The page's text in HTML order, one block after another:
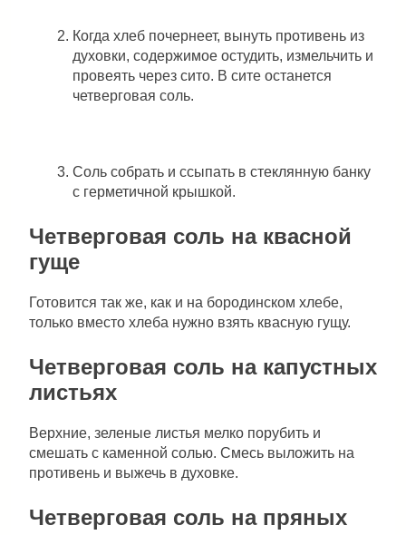
Когда хлеб почернеет, вынуть противень из
духовки, содержимое остудить, измельчить и
провеять через сито. В сите останется
четверговая соль.
Соль собрать и ссыпать в стеклянную банку
с герметичной крышкой.
Четверговая соль на квасной
гуще
Готовится так же, как и на бородинском хлебе,
только вместо хлеба нужно взять квасную гущу.
Четверговая соль на капустных
листьях
Верхние, зеленые листья мелко порубить и
смешать с каменной солью. Смесь выложить на
противень и выжечь в духовке.
Четверговая соль на пряных